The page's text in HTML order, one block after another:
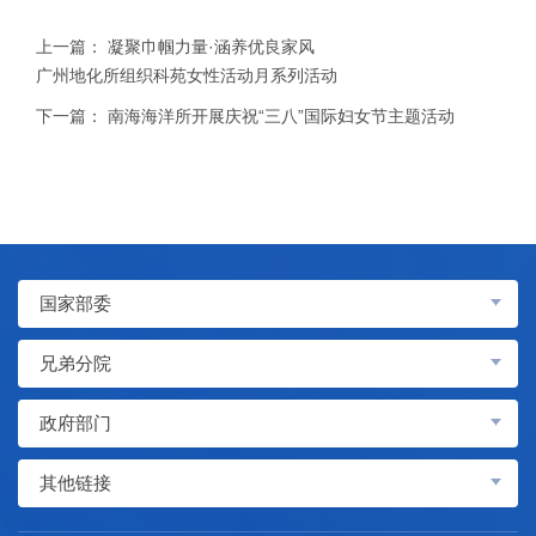
上一篇：
凝聚巾帼力量·涵养优良家风
广州地化所组织科苑女性活动月系列活动
下一篇： 南海海洋所开展庆祝“三八”国际妇女节主题活动
国家部委
兄弟分院
政府部门
其他链接